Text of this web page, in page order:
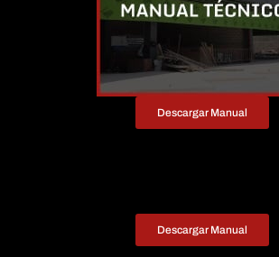
Descargar Manual
Descargar Manual